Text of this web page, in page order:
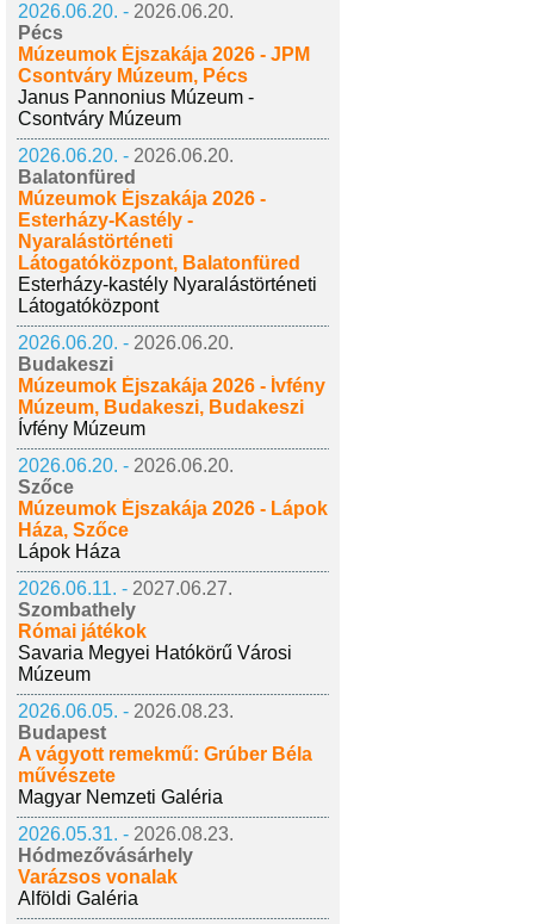
2026.06.20. - 2026.06.20.
Pécs
Múzeumok Éjszakája 2026 - JPM
Csontváry Múzeum, Pécs
Janus Pannonius Múzeum -
Csontváry Múzeum
2026.06.20. - 2026.06.20.
Balatonfüred
Múzeumok Éjszakája 2026 -
Esterházy-Kastély -
Nyaralástörténeti
Látogatóközpont, Balatonfüred
Esterházy-kastély Nyaralástörténeti
Látogatóközpont
2026.06.20. - 2026.06.20.
Budakeszi
Múzeumok Éjszakája 2026 - Ívfény
Múzeum, Budakeszi, Budakeszi
Ívfény Múzeum
2026.06.20. - 2026.06.20.
Szőce
Múzeumok Éjszakája 2026 - Lápok
Háza, Szőce
Lápok Háza
2026.06.11. - 2027.06.27.
Szombathely
Római játékok
Savaria Megyei Hatókörű Városi
Múzeum
2026.06.05. - 2026.08.23.
Budapest
A vágyott remekmű: Grúber Béla
művészete
Magyar Nemzeti Galéria
2026.05.31. - 2026.08.23.
Hódmezővásárhely
Varázsos vonalak
Alföldi Galéria